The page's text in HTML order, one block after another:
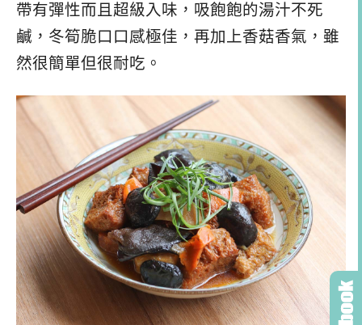
帶有彈性而且超級入味，吸飽飽的湯汁不死
鹹，冬筍脆口口感極佳，再加上香菇香氣，雖
然很簡單但很耐吃。